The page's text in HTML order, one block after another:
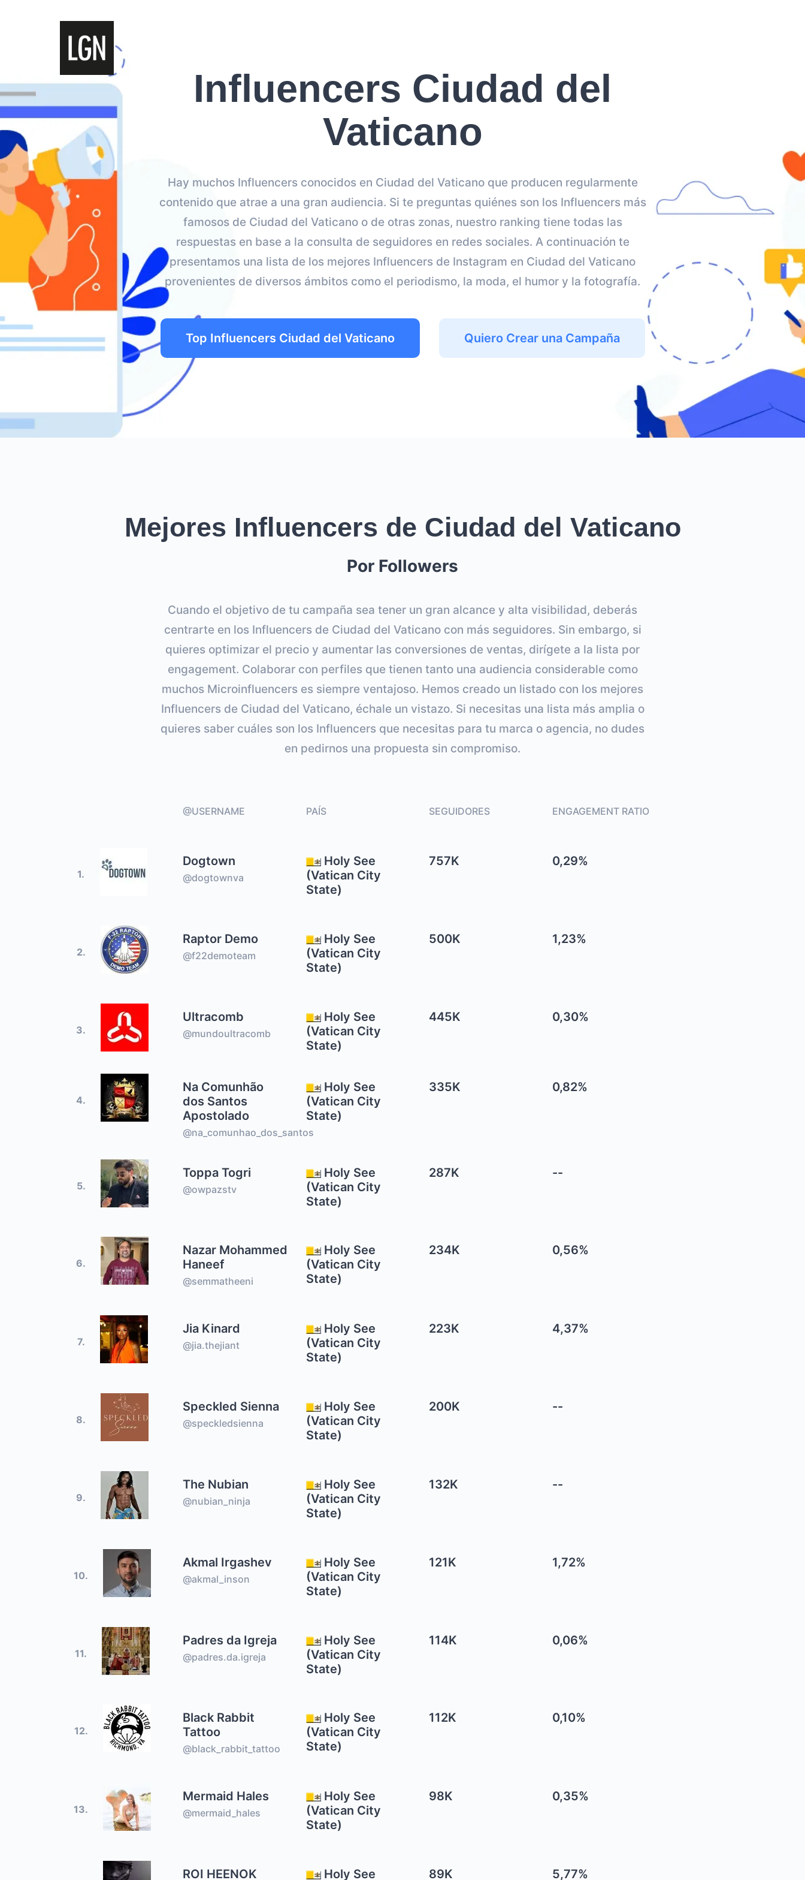
Influencers Ciudad del
Vaticano
Hay muchos Influencers conocidos en Ciudad del Vaticano que producen regularmente
contenido que atrae a una gran audiencia. Si te preguntas quiénes son los Influencers más
famosos de Ciudad del Vaticano o de otras zonas, nuestro ranking tiene todas las
respuestas en base a la consulta de seguidores en redes sociales. A continuación te
presentamos una lista de los mejores Influencers de Instagram en Ciudad del Vaticano
provenientes de diversos ámbitos como el periodismo, la moda, el humor y la fotografía.
Top Influencers Ciudad del Vaticano Quiero Crear una Campaña
Mejores Influencers de Ciudad del Vaticano
Por Followers
Cuando el objetivo de tu campaña sea tener un gran alcance y alta visibilidad, deberás
centrarte en los Influencers de Ciudad del Vaticano con más seguidores. Sin embargo, si
quieres optimizar el precio y aumentar las conversiones de ventas, dirígete a la lista por
engagement. Colaborar con perfiles que tienen tanto una audiencia considerable como
muchos Microinfluencers es siempre ventajoso. Hemos creado un listado con los mejores
Influencers de Ciudad del Vaticano, échale un vistazo. Si necesitas una lista más amplia o
quieres saber cuáles son los Influencers que necesitas para tu marca o agencia, no dudes
en pedirnos una propuesta sin compromiso.
@USERNAME PAÍS SEGUIDORES ENGAGEMENT RATIO
1.
Dogtown
@dogtownva
Holy See
(Vatican City
State)
757K 0,29%
2.
Raptor Demo
@f22demoteam
Holy See
(Vatican City
State)
500K 1,23%
3.
Ultracomb
@mundoultracomb
Holy See
(Vatican City
State)
445K 0,30%
4.
Na Comunhão
dos Santos
Apostolado
@na_comunhao_dos_santos
Holy See
(Vatican City
State)
335K 0,82%
5.
Toppa Togri
@owpazstv
Holy See
(Vatican City
State)
287K --
6.
Nazar Mohammed
Haneef
@semmatheeni
Holy See
(Vatican City
State)
234K 0,56%
7.
Jia Kinard
@jia.thejiant
Holy See
(Vatican City
State)
223K 4,37%
8.
Speckled Sienna
@speckledsienna
Holy See
(Vatican City
State)
200K --
9.
The Nubian
@nubian_ninja
Holy See
(Vatican City
State)
132K --
10.
Akmal Irgashev
@akmal_inson
Holy See
(Vatican City
State)
121K 1,72%
11.
Padres da Igreja
@padres.da.igreja
Holy See
(Vatican City
State)
114K 0,06%
12.
Black Rabbit
Tattoo
@black_rabbit_tattoo
Holy See
(Vatican City
State)
112K 0,10%
13.
Mermaid Hales
@mermaid_hales
Holy See
(Vatican City
State)
98K 0,35%
ROI HEENOK Holy See 89K 5,77%